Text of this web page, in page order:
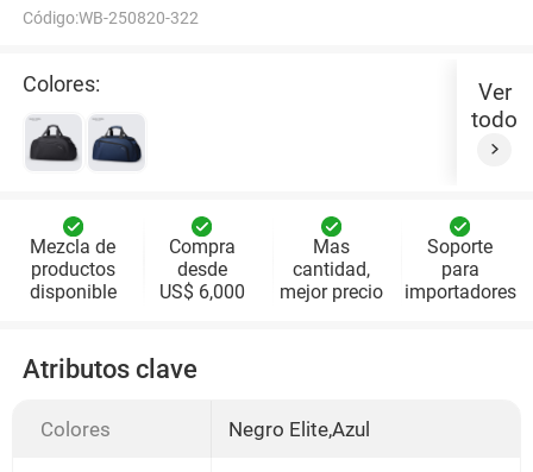
Código:WB-250820-322
Colores:
Ver
todo
Mezcla de
productos
disponible
Compra
desde
US$ 6,000
Mas
cantidad,
mejor precio
Soporte
para
importadores
Atributos clave
Colores Negro Elite,Azul